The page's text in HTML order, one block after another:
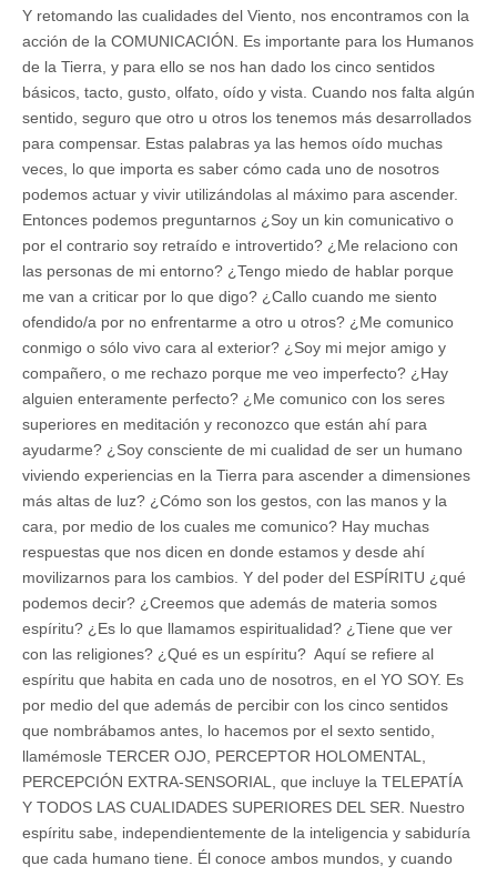
Y retomando las cualidades del Viento, nos encontramos con la
acción de la COMUNICACIÓN. Es importante para los Humanos
de la Tierra, y para ello se nos han dado los cinco sentidos
básicos, tacto, gusto, olfato, oído y vista. Cuando nos falta algún
sentido, seguro que otro u otros los tenemos más desarrollados
para compensar. Estas palabras ya las hemos oído muchas
veces, lo que importa es saber cómo cada uno de nosotros
podemos actuar y vivir utilizándolas al máximo para ascender.
Entonces podemos preguntarnos ¿Soy un kin comunicativo o
por el contrario soy retraído e introvertido? ¿Me relaciono con
las personas de mi entorno? ¿Tengo miedo de hablar porque
me van a criticar por lo que digo? ¿Callo cuando me siento
ofendido/a por no enfrentarme a otro u otros? ¿Me comunico
conmigo o sólo vivo cara al exterior? ¿Soy mi mejor amigo y
compañero, o me rechazo porque me veo imperfecto? ¿Hay
alguien enteramente perfecto? ¿Me comunico con los seres
superiores en meditación y reconozco que están ahí para
ayudarme? ¿Soy consciente de mi cualidad de ser un humano
viviendo experiencias en la Tierra para ascender a dimensiones
más altas de luz? ¿Cómo son los gestos, con las manos y la
cara, por medio de los cuales me comunico? Hay muchas
respuestas que nos dicen en donde estamos y desde ahí
movilizarnos para los cambios. Y del poder del ESPÍRITU ¿qué
podemos decir? ¿Creemos que además de materia somos
espíritu? ¿Es lo que llamamos espiritualidad? ¿Tiene que ver
con las religiones? ¿Qué es un espíritu? Aquí se refiere al
espíritu que habita en cada uno de nosotros, en el YO SOY. Es
por medio del que además de percibir con los cinco sentidos
que nombrábamos antes, lo hacemos por el sexto sentido,
llamémosle TERCER OJO, PERCEPTOR HOLOMENTAL,
PERCEPCIÓN EXTRA-SENSORIAL, que incluye la TELEPATÍA
Y TODOS LAS CUALIDADES SUPERIORES DEL SER. Nuestro
espíritu sabe, independientemente de la inteligencia y sabiduría
que cada humano tiene. Él conoce ambos mundos, y cuando